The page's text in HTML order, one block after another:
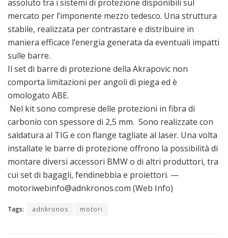
assoluto tra i sistemi di protezione disponibili sul
mercato per l’imponente mezzo tedesco. Una struttura
stabile, realizzata per contrastare e distribuire in
maniera efficace l’energia generata da eventuali impatti
sulle barre.
Il set di barre di protezione della Akrapovic non
comporta limitazioni per angoli di piega ed è
omologato ABE.
Nel kit sono comprese delle protezioni in fibra di
carbonio con spessore di 2,5 mm. Sono realizzate con
saldatura al TIG e con flange tagliate al laser. Una volta
installate le barre di protezione offrono la possibilità di
montare diversi accessori BMW o di altri produttori, tra
cui set di bagagli, fendinebbia e proiettori. —
motoriwebinfo@adnkronos.com (Web Info)
Tags: adnkronos motori